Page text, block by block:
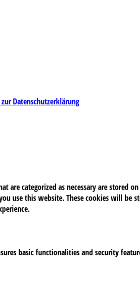
Datenschutzerklärung
categorized as necessary are stored
use this website. These cookies will be
basic functionalities and security